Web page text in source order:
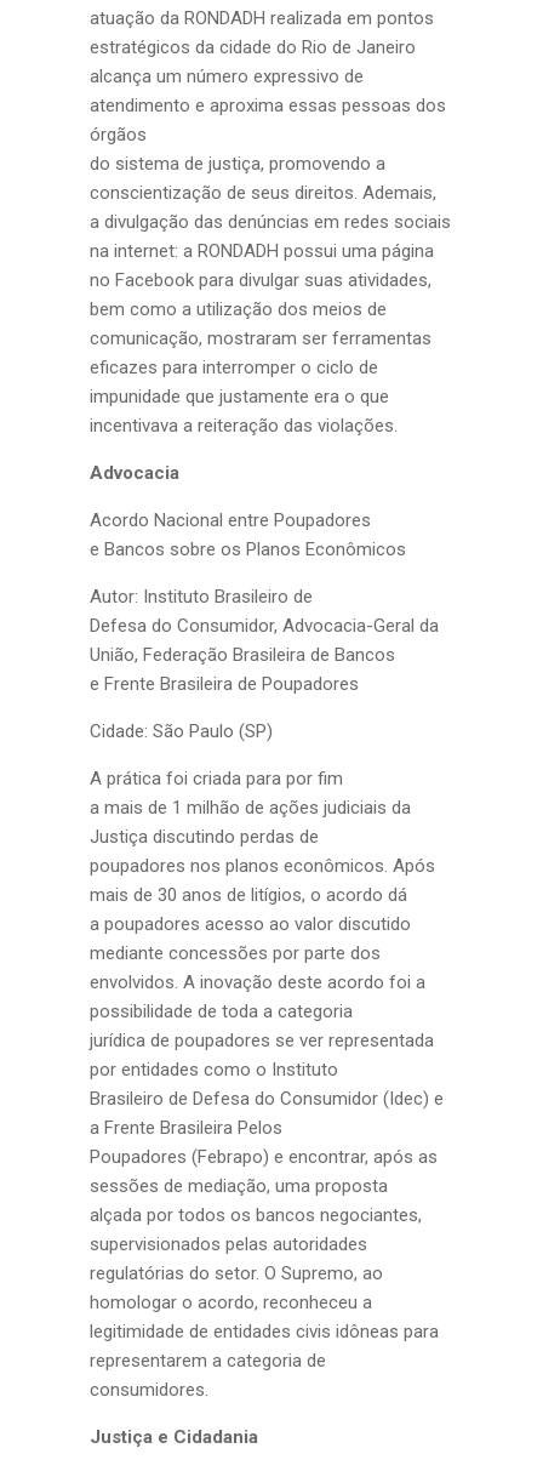
atuação da RONDADH realizada em pontos
estratégicos da cidade do Rio de Janeiro
alcança um número expressivo de
atendimento e aproxima essas pessoas dos
órgãos
do sistema de justiça, promovendo a
conscientização de seus direitos. Ademais,
a divulgação das denúncias em redes sociais
na internet: a RONDADH possui uma página
no Facebook para divulgar suas atividades,
bem como a utilização dos meios de
comunicação, mostraram ser ferramentas
eficazes para interromper o ciclo de
impunidade que justamente era o que
incentivava a reiteração das violações.
Advocacia
Acordo Nacional entre Poupadores
e Bancos sobre os Planos Econômicos
Autor: Instituto Brasileiro de
Defesa do Consumidor, Advocacia-Geral da
União, Federação Brasileira de Bancos
e Frente Brasileira de Poupadores
Cidade: São Paulo (SP)
A prática foi criada para por fim
a mais de 1 milhão de ações judiciais da
Justiça discutindo perdas de
poupadores nos planos econômicos. Após
mais de 30 anos de litígios, o acordo dá
a poupadores acesso ao valor discutido
mediante concessões por parte dos
envolvidos. A inovação deste acordo foi a
possibilidade de toda a categoria
jurídica de poupadores se ver representada
por entidades como o Instituto
Brasileiro de Defesa do Consumidor (Idec) e
a Frente Brasileira Pelos
Poupadores (Febrapo) e encontrar, após as
sessões de mediação, uma proposta
alçada por todos os bancos negociantes,
supervisionados pelas autoridades
regulatórias do setor. O Supremo, ao
homologar o acordo, reconheceu a
legitimidade de entidades civis idôneas para
representarem a categoria de
consumidores.
Justiça e Cidadania